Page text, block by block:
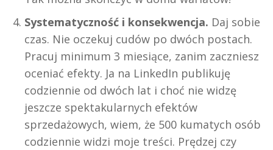
Systematyczność i konsekwencja. Daj sobie
czas. Nie oczekuj cudów po dwóch postach.
Pracuj minimum 3 miesiące, zanim zaczniesz
oceniać efekty. Ja na LinkedIn publikuję
codziennie od dwóch lat i choć nie widzę
jeszcze spektakularnych efektów
sprzedażowych, wiem, że 500 kumatych osób
codziennie widzi moje treści. Prędzej czy